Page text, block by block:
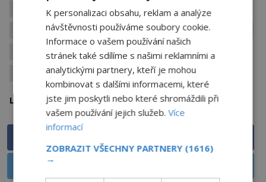
duchové a přízraky
duchové paranormální jevy
Erben
hřbitovy
kostel kytice
pohřební rituály
šumava
Lokalita: Česko
K personalizaci obsahu, reklam a analýze
návštěvnosti používáme soubory cookie.
Informace o vašem používání našich
stránek také sdílíme s našimi reklamními a
analytickými partnery, kteří je mohou
kombinovat s dalšími informacemi, které
jste jim poskytli nebo které shromáždili při
vašem používání jejich služeb.Více
informací
ZOBRAZIT VŠECHNY PARTNERY (1616)
→